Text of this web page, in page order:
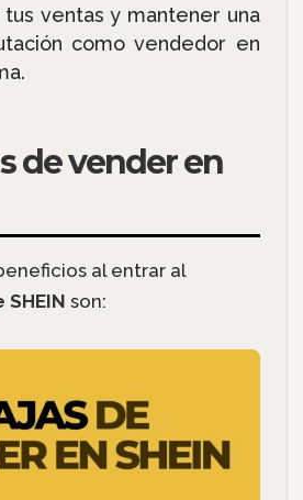
tus ventas y mantener una
como vendedor en
de vender en
al entrar al
son: